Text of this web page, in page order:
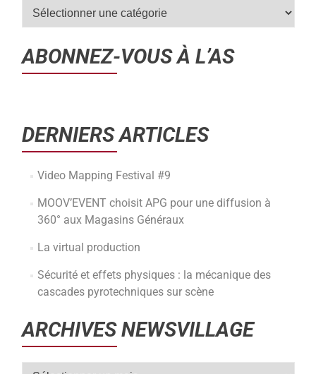
ABONNEZ-VOUS À L’AS
DERNIERS ARTICLES
Video Mapping Festival #9
MOOV’EVENT choisit APG pour une diffusion à
360° aux Magasins Généraux
La virtual production
Sécurité et effets physiques : la mécanique des
cascades pyrotechniques sur scène
ARCHIVES NEWSVILLAGE